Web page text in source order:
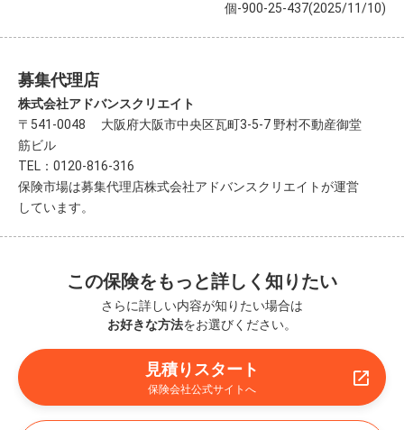
個-900-25-437(2025/11/10)
募集代理店
株式会社アドバンスクリエイト
〒541-0048 大阪府大阪市中央区瓦町3-5-7 野村不動産御堂
筋ビル
TEL：0120-816-316
保険市場は募集代理店株式会社アドバンスクリエイトが運営
しています。
この保険をもっと詳しく知りたい
さらに詳しい内容が知りたい場合は
お好きな方法をお選びください。
見積りスタート
保険会社公式サイトへ